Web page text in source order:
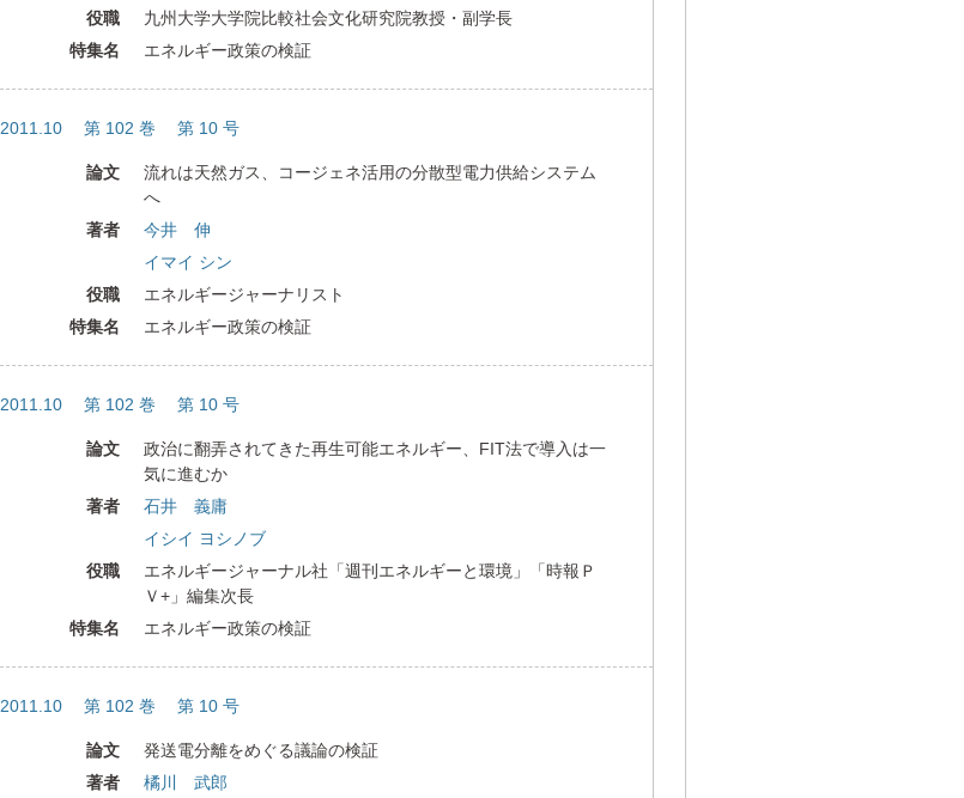
役職
九州大学大学院比較社会文化研究院教授・副学長
特集名
エネルギー政策の検証
2011.10 第 102 巻 第 10 号
論文
流れは天然ガス、コージェネ活用の分散型電力供給システム
へ
著者
今井 伸
イマイ シン
役職
エネルギージャーナリスト
特集名
エネルギー政策の検証
2011.10 第 102 巻 第 10 号
論文
政治に翻弄されてきた再生可能エネルギー、FIT法で導入は一
気に進むか
著者
石井 義庸
イシイ ヨシノブ
役職
エネルギージャーナル社「週刊エネルギーと環境」「時報Ｐ
Ｖ+」編集次長
特集名
エネルギー政策の検証
2011.10 第 102 巻 第 10 号
論文
発送電分離をめぐる議論の検証
著者
橘川 武郎